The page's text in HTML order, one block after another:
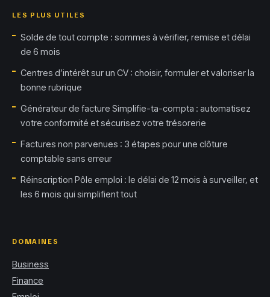
LES PLUS UTILES
Solde de tout compte : sommes à vérifier, remise et délai
de 6 mois
Centres d’intérêt sur un CV : choisir, formuler et valoriser la
bonne rubrique
Générateur de facture Simplifie-ta-compta : automatisez
votre conformité et sécurisez votre trésorerie
Factures non parvenues : 3 étapes pour une clôture
comptable sans erreur
Réinscription Pôle emploi : le délai de 12 mois à surveiller, et
les 6 mois qui simplifient tout
DOMAINES
Business
Finance